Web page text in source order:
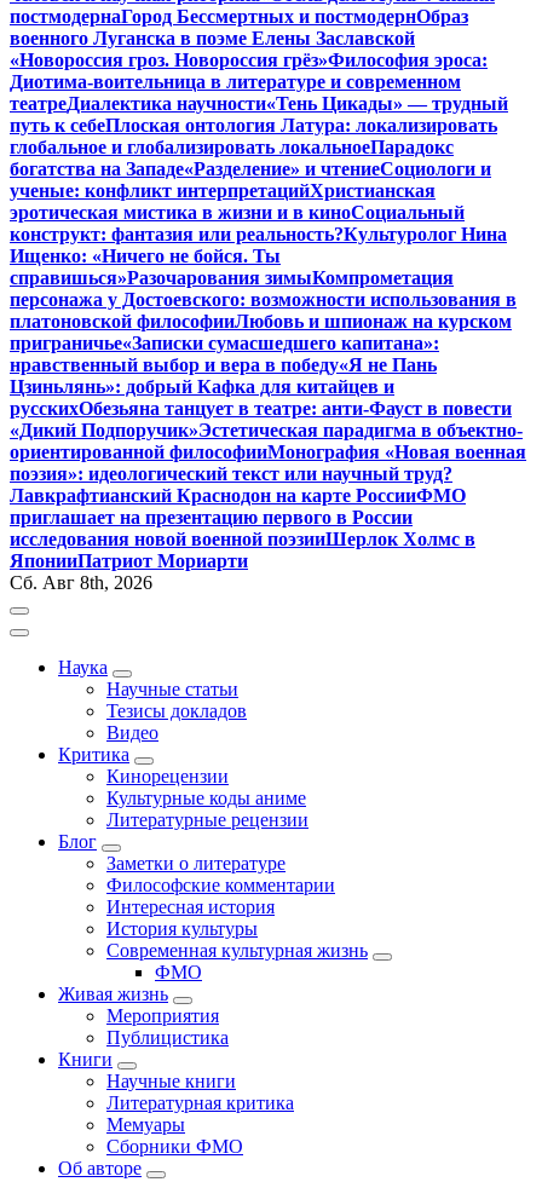
постмодернаГород Бессмертных и постмодернОбраз
военного Луганска в поэме Елены Заславской
«Новороссия гроз. Новороссия грёз»Философия эроса:
Диотима-воительница в литературе и современном
театреДиалектика научности«Тень Цикады» — трудный
путь к себеПлоская онтология Латура: локализировать
глобальное и глобализировать локальноеПарадокс
богатства на Западе«Разделение» и чтениеСоциологи и
ученые: конфликт интерпретацийХристианская
эротическая мистика в жизни и в киноСоциальный
конструкт: фантазия или реальность?Культуролог Нина
Ищенко: «Ничего не бойся. Ты
справишься»Разочарования зимыКомпрометация
персонажа у Достоевского: возможности использования в
платоновской философииЛюбовь и шпионаж на курском
приграничье«Записки сумасшедшего капитана»:
нравственный выбор и вера в победу«Я не Пань
Цзиньлянь»: добрый Кафка для китайцев и
русскихОбезьяна танцует в театре: анти-Фауст в повести
«Дикий Подпоручик»Эстетическая парадигма в объектно-
ориентированной философииМонография «Новая военная
поэзия»: идеологический текст или научный труд?
Лавкрафтианский Краснодон на карте РоссииФМО
приглашает на презентацию первого в России
исследования новой военной поэзииШерлок Холмс в
ЯпонииПатриот Мориарти
Сб. Авг 8th, 2026
Наука
Научные статьи
Тезисы докладов
Видео
Критика
Кинорецензии
Культурные коды аниме
Литературные рецензии
Блог
Заметки о литературе
Философские комментарии
Интересная история
История культуры
Современная культурная жизнь
ФМО
Живая жизнь
Мероприятия
Публицистика
Книги
Научные книги
Литературная критика
Мемуары
Сборники ФМО
Об авторе